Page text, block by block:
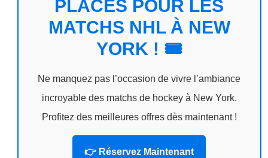
PLACES POUR LES
MATCHS NHL À NEW
YORK ! 🎟️
Ne manquez pas l’occasion de vivre l’ambiance
incroyable des matchs de hockey à New York.
Profitez des meilleures offres dès maintenant !
👉 Réservez Maintenant